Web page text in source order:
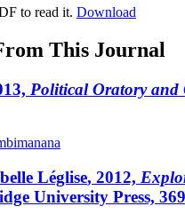
to read it. Download
This Journal
Political Oratory and
Léglise, 2012,
University Press,